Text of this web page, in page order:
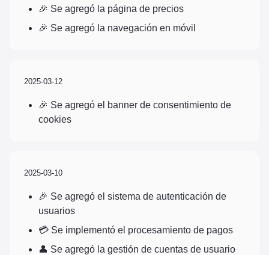
🎉 Se agregó la página de precios
🎉 Se agregó la navegación en móvil
2025-03-12
🎉 Se agregó el banner de consentimiento de
cookies
2025-03-10
🎉 Se agregó el sistema de autenticación de
usuarios
💳 Se implementó el procesamiento de pagos
👤 Se agregó la gestión de cuentas de usuario